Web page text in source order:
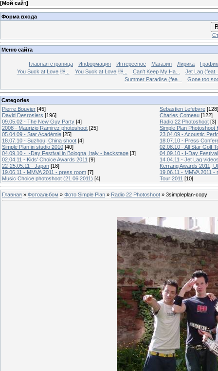
[Мой сайт]
Форма входа
Меню сайта
Главная страница Информация Интересное Магазин Лирика
You Suck at Love ...
You Suck at Love ... Can't Keep My Ha...
Jet Lag (feat.
Summer Paradise (fea...
Gone too
Categories
Pierre Bouvier [45] Sebastien Lefebvre [128]
David Desrosiers [196] Charles Comeau [122]
09.05.02 - The New Guy Party [4] Radio 22 Photoshoot [3]
2008 - Maurizio Ramirez photoshoot [25]
Simple Plan Photoshoot
05.04.09 - Star Académie [25]
23.04.09 - Acoustic
18.07.10 - Suzhou, China shoot [4]
18.07.10 - Press
Simple Plan in studio 2010 [40]
02.08.10 - All Star Golf
04.09.10 - I-Day Festival in Bologna, Italy - backstage [3]
04.09.10 - I-Day
02.04.11 - Kids' Choice Awards 2011 [9]
14.04.11 - Jet Lag
22-25.05.11 - Japan [18]
Kerrang Awards 2011,
19.06.11 - MMVA 2011 - press room [7]
19.06.11 - MMVA 2011 -
Music Choice photoshoot (21.06.2011) [4] Tour 2011 [10]
Главная » Фотоальбом » Фото Simple Plan » Radio 22 Photoshoot » 3simpleplan-copy